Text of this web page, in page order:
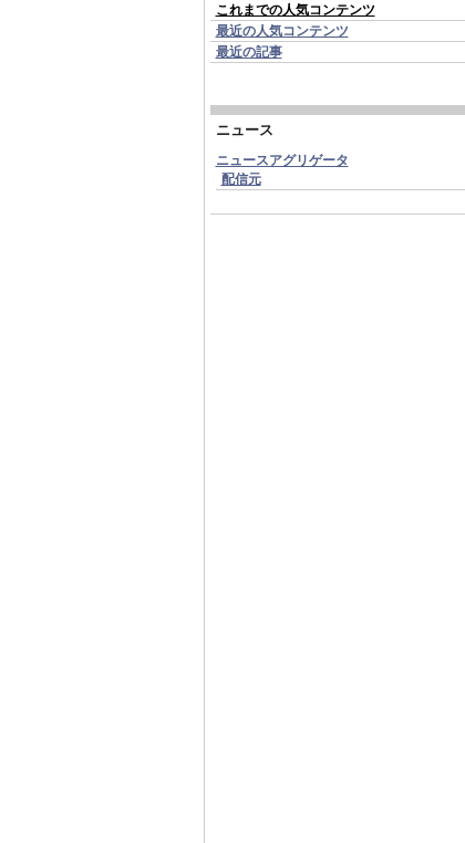
これまでの人気コンテンツ
最近の人気コンテンツ
最近の記事
ニュース
ニュースアグリゲータ
配信元